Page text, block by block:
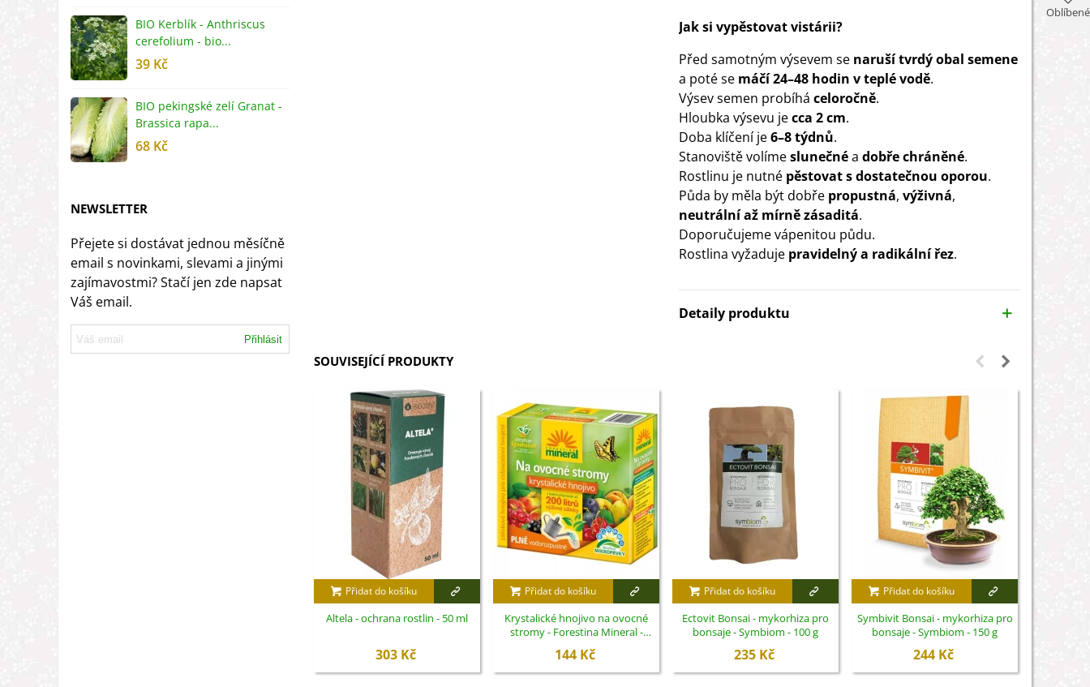
BIO Kerblík - Anthriscus
cerefolium - bio...
39 Kč
BIO pekingské zelí Granat -
Brassica rapa...
68 Kč
NEWSLETTER
Přejete si dostávat jednou měsíčně
email s novinkami, slevami a jinými
zajímavostmi? Stačí jen zde napsat
Váš email.
Přihlásit
Jak si vypěstovat vistárii?
Před samotným výsevem se naruší tvrdý obal semene
a poté se máčí 24–48 hodin v teplé vodě.
Výsev semen probíhá celoročně.
Hloubka výsevu jecca 2 cm.
Doba klíčení je6–8 týdnů.
Stanoviště volímeslunečnéa dobře chráněné.
Rostlinu je nutné pěstovat s dostatečnou oporou.
Půda by měla být dobře propustná, výživná,
neutrální až mírně zásaditá.
Doporučujeme vápenitou půdu.
Rostlina vyžaduje pravidelný a radikální řez.
Detaily produktu
SOUVISEJÍCÍ PRODUKTY
Přidat do košíku
Altela - ochrana rostlin - 50 ml
303 Kč
Přidat do košíku
Krystalické hnojivo na ovocné
stromy - Forestina Mineral -
144 Kč
Přidat do košíku
Ectovit Bonsai - mykorhiza pro
bonsaje - Symbiom - 100 g
235 Kč
Přidat do košíku
Symbivit Bonsai - mykorhiza pro
bonsaje - Symbiom - 150 g
244 Kč
Oblíbené